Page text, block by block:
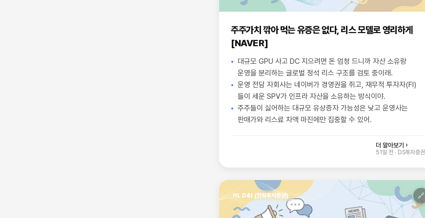
주주가치 깎아 먹는 유증은 없다, 리스 모델로 영리하게
[NAVER]
대규모 GPU 사고 DC 지으려면 돈 엄청 드니까 자산 소유랑
운영을 분리하는 글로벌 정석 리스 구조를 검토 중이래.
운영 전담 자회사는 네이버가 경영권을 쥐고, 재무적 투자자(FI)
들이 세운 SPV가 인프라 자산을 소유하는 방식이야.
주주들이 싫어하는 대규모 유상증자 가능성은 낮고 운영사는
판매가와 리스료 차액 마진에만 집중할 수 있어.
더 알아보기 ›
51일 전 · DS투자증권
HL D&I (한화투자증권) 🔗